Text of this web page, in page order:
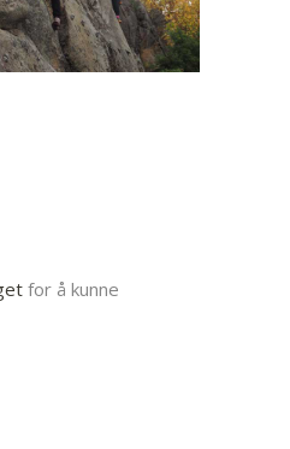
for å kunne